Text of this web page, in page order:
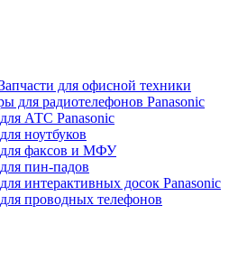
для офисной техники
для радиотелефонов Panasonic
АТС Panasonic
ноутбуков
для факсов и МФУ
пин-падов
интерактивных досок Panasonic
проводных телефонов